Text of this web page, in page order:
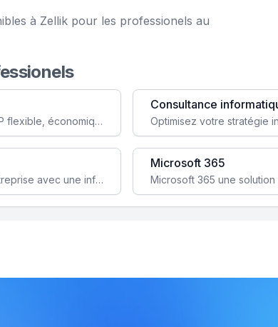
à Zellik pour les professionels au
Simplifiez votre communication avec une solution VoIP flexible, économique et adaptée à vos besoins professionnels.
Consultance
Garantissez la stabilité et la performance de votre entreprise avec une infrastructure IT sécurisée et évolutive.
Microsoft 365